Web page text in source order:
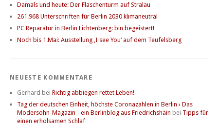
Damals und heute: Der Flaschenturm auf Stralau
261.968 Unterschriften für Berlin 2030 klimaneutral
PC Reparatur in Berlin Lichtenberg: bin begeistert!
Noch bis 1.Mai: Ausstellung ‚I see You‘ auf dem Teufelsberg
NEUESTE KOMMENTARE
Gerhard bei Richtig abbiegen rettet Leben!
Tag der deutschen Einheit, höchste Coronazahlen in Berlin › Das
Modersohn-Magazin - ein Berlinblog aus Friedrichshain bei Tipps für
einen erholsamen Schlaf